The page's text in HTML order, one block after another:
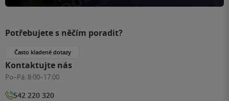
Potřebujete s něčím poradit?
Často kladené dotazy
Kontaktujte nás
Po–Pá: 8:00–17:00
542 220 320